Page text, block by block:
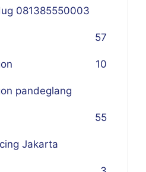
081385550003
57
10
pandeglang
55
Jakarta